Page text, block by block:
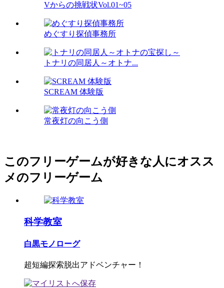
Vからの挑戦状Vol.01~05
めぐすり探偵事務所
トナリの同居人～オトナ...
SCREAM 体験版
常夜灯の向こう側
このフリーゲームが好きな人にオスス
メのフリーゲーム
科学教室
白黒モノローグ
超短編探索脱出アドベンチャー！